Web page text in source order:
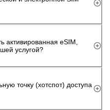
активированная eSIM,
услугой?
точку (хотспот) доступа